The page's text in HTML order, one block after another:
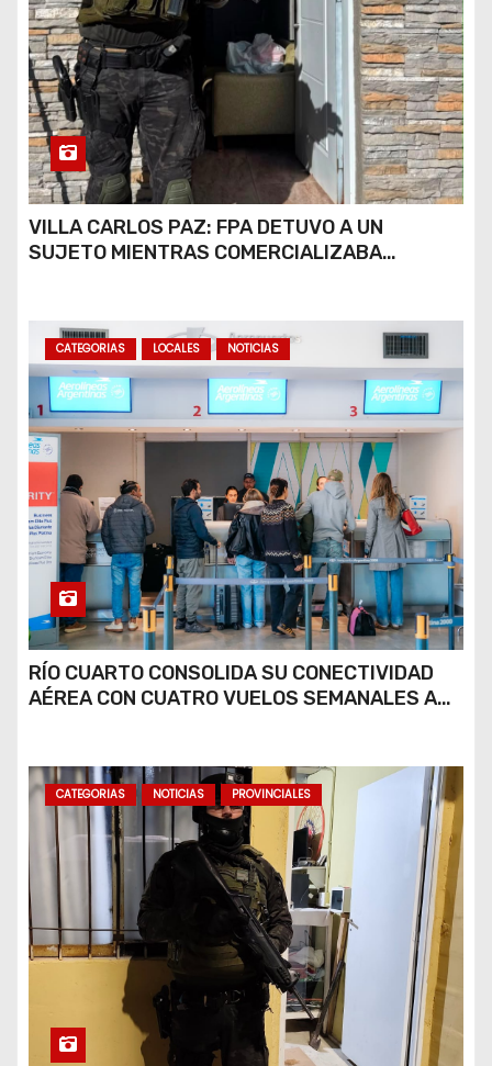
VILLA CARLOS PAZ: FPA DETUVO A UN
SUJETO MIENTRAS COMERCIALIZABA
CATEGORIAS LOCALES NOTICIAS
RÍO CUARTO CONSOLIDA SU CONECTIVIDAD
AÉREA CON CUATRO VUELOS SEMANALES A
CATEGORIAS NOTICIAS PROVINCIALES